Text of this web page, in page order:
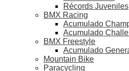
Récords Juveniles
BMX Racing
Acumulado
Acumulado
BMX Freestyle
Acumulado
Mountain Bike
Paracycling